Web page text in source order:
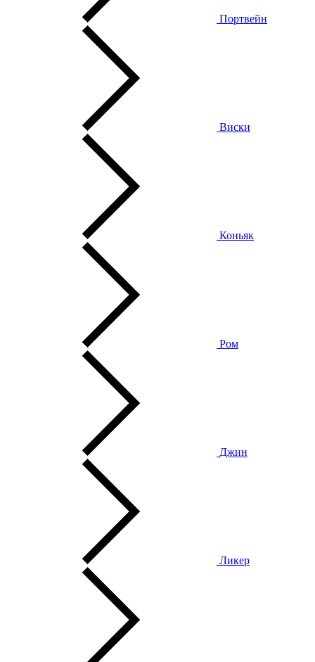
Портвейн
Виски
Коньяк
Ром
Джин
Ликер